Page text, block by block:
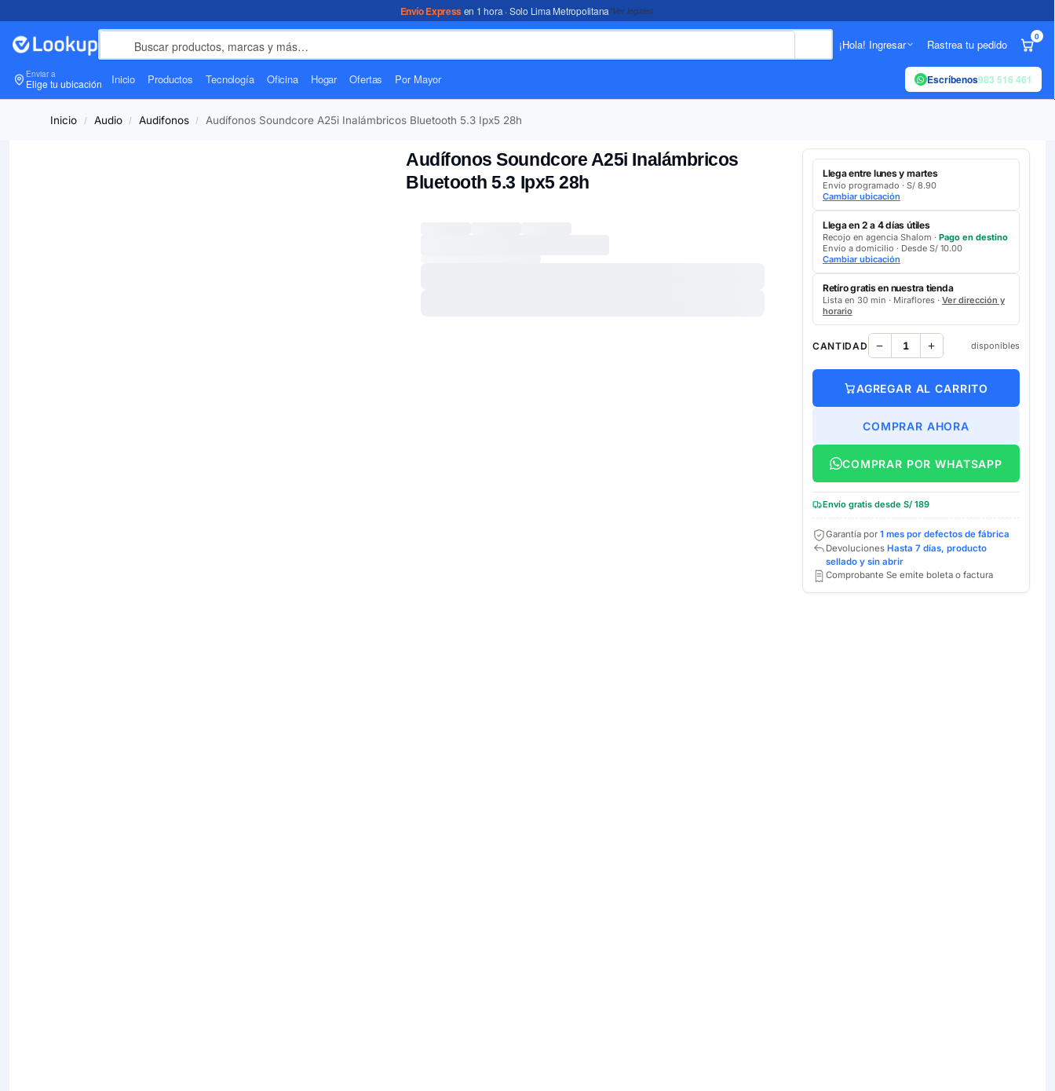
Envío Expressen 1 hora · Solo Lima Metropolitana*Ver legales
¡Hola! Ingresar Rastrea tu pedido
0
Enviar a
Elige tu ubicación Inicio Productos Tecnología Oficina Hogar Ofertas Por Mayor Escríbenos983 516 461
Inicio / Audio / Audifonos / Audífonos Soundcore A25i Inalámbricos Bluetooth 5.3 Ipx5 28h
Audífonos Soundcore A25i Inalámbricos
Bluetooth 5.3 Ipx5 28h
Llega entre lunes y martes
Envío programado · S/ 8.90
Cambiar ubicación
Llega en 2 a 4 días útiles
Recojo en agencia Shalom · Pago en destino
Envío a domicilio · Desde S/ 10.00
Cambiar ubicación
Retíro gratis en nuestra tienda
Lista en 30 min · Miraflores · Ver dirección y
horario
CANTIDAD disponibles
AGREGAR AL CARRITO
COMPRAR AHORA
COMPRAR POR WHATSAPP
Envío gratis desde S/ 189
Garantía por 1 mes por defectos de fábrica
Devoluciones Hasta 7 días, producto
sellado y sin abrir
Comprobante Se emite boleta o factura